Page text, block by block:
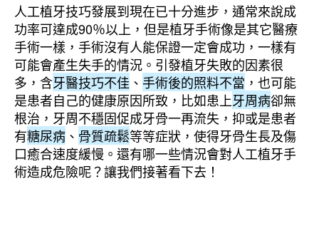
者
佈
日
期
人工植牙技巧發展到現在已十分進步，通常來說成
功率可達成90％以上，但是植牙手術像是其它醫療
手術一樣，手術沒有人能保證一定會成功，一樣有
可能會產生失手的情況。引發植牙失敗的因素很
多，含牙醫技巧不佳 、 手術後的照料不當 ，也可能
是患者自己的健康原因所致，比如患上牙周病卻無
根治，牙周不穩固促成牙骨一再流失，抑或是患者
有糖尿病 、 骨質疏鬆等等症狀，使得牙骨生長及傷
口癒合速度緩慢。還有哪一些情況會對人工植牙手
術造成危險呢？讓我們接著看下去！